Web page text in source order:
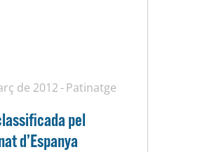
de 2012 Patinatge
pel
d’Espanya